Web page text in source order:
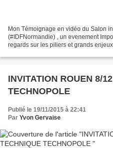
Mon Témoignage en vidéo du Salon
(#IDFNormandie) , un evenement
regards sur les piliers et grands
INVITATION ROUEN 8/
TECHNOPOLE
Publié le 19/11/2015 à 22:41
Par Yvon Gervaise